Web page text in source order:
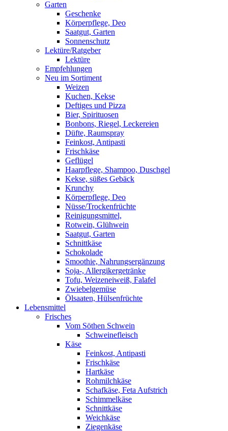
Garten
Geschenke
Körperpflege, Deo
Saatgut, Garten
Sonnenschutz
Lektüre/Ratgeber
Lektüre
Empfehlungen
Neu im Sortiment
Weizen
Kuchen, Kekse
Deftiges und Pizza
Bier, Spirituosen
Bonbons, Riegel, Leckereien
Düfte, Raumspray
Feinkost, Antipasti
Frischkäse
Geflügel
Haarpflege, Shampoo, Duschgel
Kekse, süßes Gebäck
Krunchy
Körperpflege, Deo
Nüsse/Trockenfrüchte
Reinigungsmittel,
Rotwein, Glühwein
Saatgut, Garten
Schnittkäse
Schokolade
Smoothie, Nahrungsergänzung
Soja-, Allergikergetränke
Tofu, Weizeneiweiß, Falafel
Zwiebelgemüse
Ölsaaten, Hülsenfrüchte
Lebensmittel
Frisches
Vom Söthen Schwein
Schweinefleisch
Käse
Feinkost, Antipasti
Frischkäse
Hartkäse
Rohmilchkäse
Schafkäse, Feta Aufstrich
Schimmelkäse
Schnittkäse
Weichkäse
Ziegenkäse